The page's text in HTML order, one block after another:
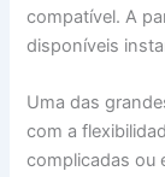
compatível. A
disponíveis
Uma das
com a
complicadas ou